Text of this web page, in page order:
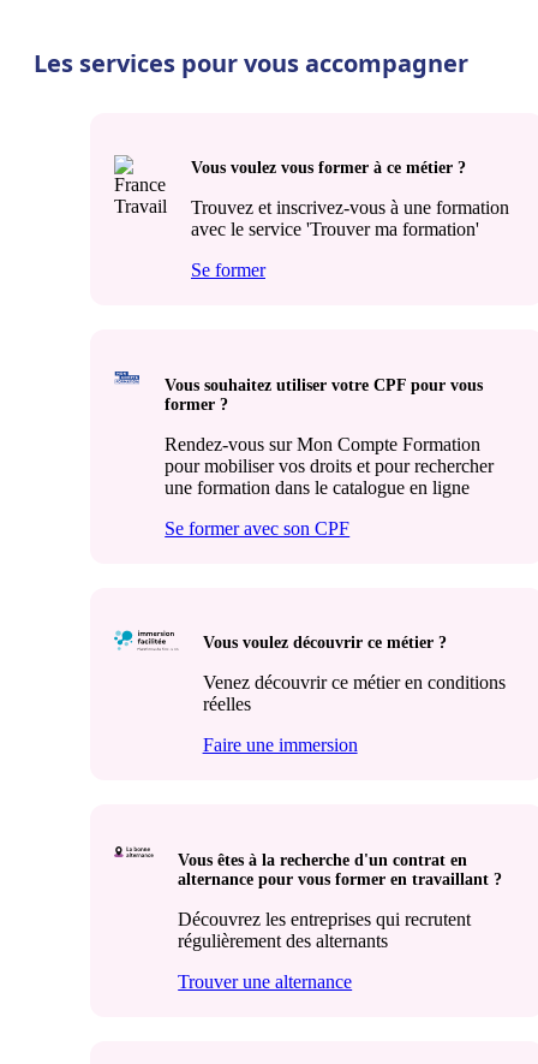
Les services pour vous accompagner
Vous voulez vous former à ce métier ?
Trouvez et inscrivez-vous à une formation
avec le service 'Trouver ma formation'
Se former
Vous souhaitez utiliser votre CPF pour vous
former ?
Rendez-vous sur Mon Compte Formation
pour mobiliser vos droits et pour rechercher
une formation dans le catalogue en ligne
Se former avec son CPF
Vous voulez découvrir ce métier ?
Venez découvrir ce métier en conditions
réelles
Faire une immersion
Vous êtes à la recherche d'un contrat en
alternance pour vous former en travaillant ?
Découvrez les entreprises qui recrutent
régulièrement des alternants
Trouver une alternance